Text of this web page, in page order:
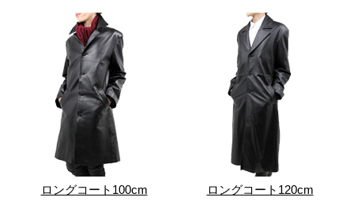
ロングコート100cm ロングコート120cm